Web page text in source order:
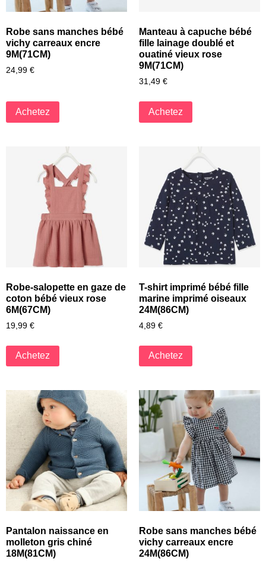
Robe sans manches bébé
vichy carreaux encre
9M(71CM)
24,99 €
Achetez
Manteau à capuche bébé
fille lainage doublé et
ouatiné vieux rose
9M(71CM)
31,49 €
Achetez
Robe-salopette en gaze de
coton bébé vieux rose
6M(67CM)
19,99 €
Achetez
T-shirt imprimé bébé fille
marine imprimé oiseaux
24M(86CM)
4,89 €
Achetez
Pantalon naissance en
molleton gris chiné
18M(81CM)
Robe sans manches bébé
vichy carreaux encre
24M(86CM)